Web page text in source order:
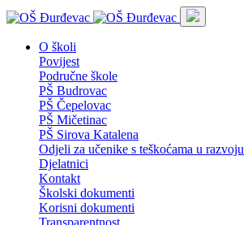
O školi
Povijest
Područne škole
PŠ Budrovac
PŠ Čepelovac
PŠ Mičetinac
PŠ Sirova Katalena
Odjeli za učenike s teškoćama u razvoju
Djelatnici
Kontakt
Školski dokumenti
Korisni dokumenti
Transparentnost